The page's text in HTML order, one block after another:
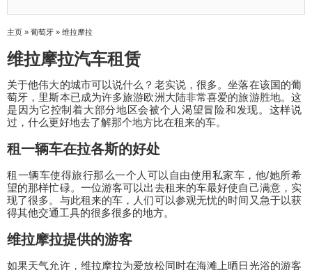
主页 » 葡萄牙 » 维拉摩拉
维拉摩拉汽车租赁
关于他伟大的城市可以说什么？老实说，很多。坐落在该国的葡
萄牙，里斯本已成为许多旅游欧洲大陆非常喜爱的旅游胜地。这
是因为它控制着大部分地区会被个人渴望冒险和发现。这样说
过，什么更好地去了解那个地方比在租来的车。
租一辆车在拉各斯的好处
租一辆车使得旅行那么一个人可以自由使用私家车，他/她所希
望的那样忙碌。一位游客可以出去租来的车最好使自己满意，实
现了很多。与此租来的车，人们可以参观无忧的时间又急于以获
得其他交通工具的很多很多的地方。
维拉摩拉提供的游客
如果天气允许，维拉摩拉为爱放松同时在海滩上晒日光浴的游客